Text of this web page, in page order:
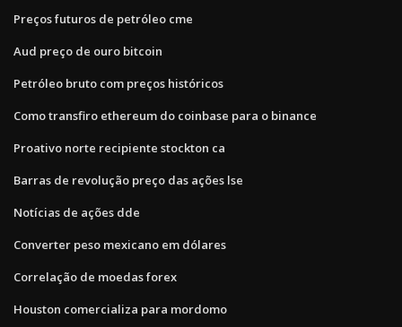
Preços futuros de petróleo cme
Aud preço de ouro bitcoin
Petróleo bruto com preços históricos
Como transfiro ethereum do coinbase para o binance
Proativo norte recipiente stockton ca
Barras de revolução preço das ações lse
Notícias de ações dde
Converter peso mexicano em dólares
Correlação de moedas forex
Houston comercializa para mordomo